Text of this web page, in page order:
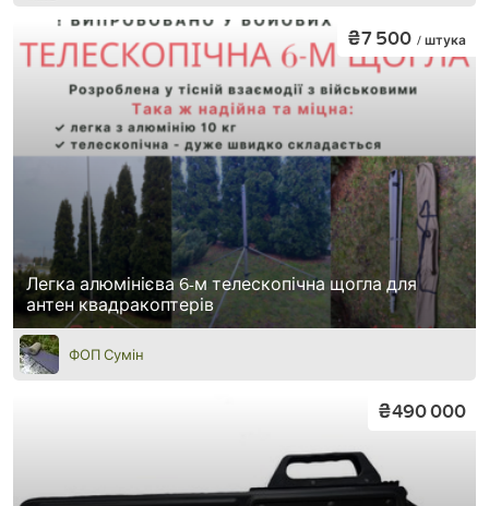
Легка алюмінієва 6-м телескопічна щогла для
антен квадракоптерів
₴7 500 / штука
ФОП Сумін
₴490 000